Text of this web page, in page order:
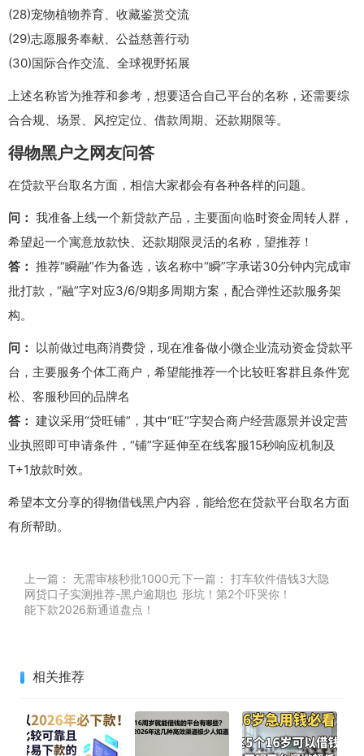
(28)宠物植物养育、收藏鉴赏交流
(29)志愿服务奉献、公益慈善行动
(30)国际合作交流、全球视野拓展
上述名称皆为推荐和参考，想要适合自己平台的名称，还需要综
合合规、场景、风控定位、借款周期、还款期限等。
得物黑户之网友问答
在贷款平台取名方面，相信大家都会有各种各样的问题。
问： 我准备上线一个新贷款产品，主要面向临时资金周转人群，
希望起一个寓意放款快、还款期限灵活的名称，望推荐！
答： 推荐“瞬融”作为备选，该名称中“瞬”字承诺30分钟内完成审
批打款，“融”字对应3/6/9期多周期方案，配合弹性还款服务架
构。
问： 以前做过电商消费贷，现在准备做小微企业流动资金贷款平
台，主要服务个体工商户，希望能推荐一个比较旺客群且条件宽
松、客服秒回的品牌名
答： 建议采用“贷旺铺”，其中“旺”字契合商户经营愿景并设定营
业执照即可申请条件，“铺”字延伸至在线客服15秒响应机制及
T+1放款时效。
希望本文分享的得物借钱黑户内容，能给您在贷款平台取名方面
有所帮助。
上一篇： 无需审核秒批1000元
网贷口子实测推荐-黑户逾期也
能下款2026新通道盘点！
下一篇： 打车软件借钱3大隐
形坑！第2个吓哭你！
相关推荐